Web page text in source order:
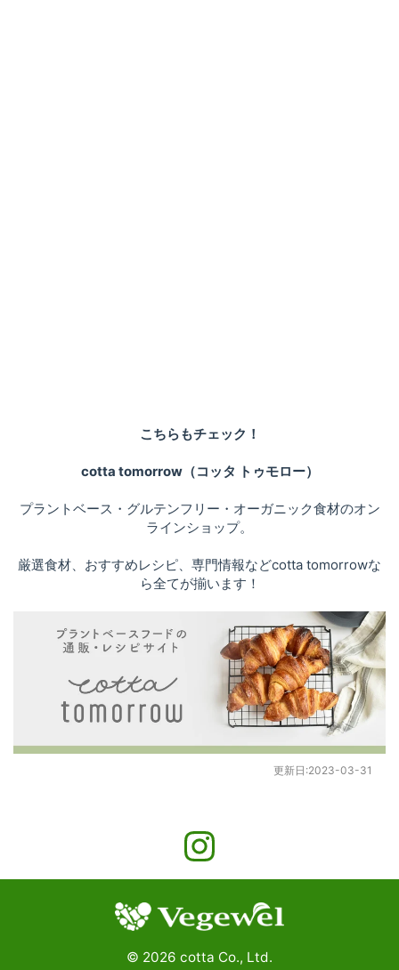
こちらもチェック！
cotta tomorrow（コッタ トゥモロー）
プラントベース・グルテンフリー・オーガニック食材のオン
ラインショップ。
厳選食材、おすすめレシピ、専門情報などcotta tomorrowな
ら全てが揃います！
更新日:2023-03-31
© 2026 cotta Co., Ltd.